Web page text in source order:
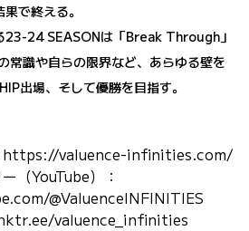
で終える。
23-24 SEASONは「Break Through」
常識や自らの限界など、あらゆる壁を
出場、そして優勝を目指す。
https://valuence-infinities.com/
（YouTube）：
@ValuenceINFINITIES
valuence_infinities